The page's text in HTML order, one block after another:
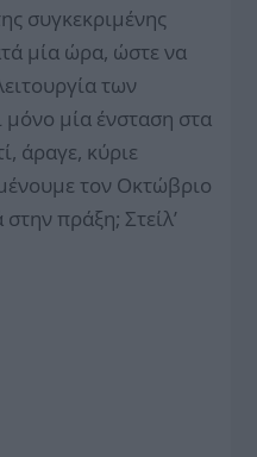
συγκεκριμένης
μία ώρα, ώστε να
των
μία ένσταση στα
άραγε, κύριε
τον Οκτώβριο
πράξη; Στείλ’